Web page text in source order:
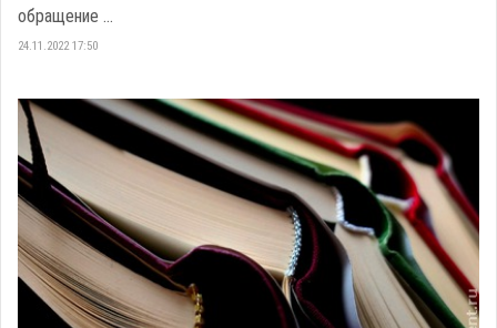
обращение ...
24.11.2022 17:50